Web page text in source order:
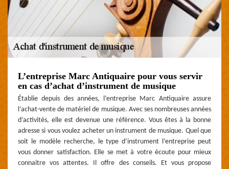
L’entreprise Marc Antiquaire pour vous servir
en cas d’achat d’instrument de musique
Établie depuis des années, l’entreprise Marc Antiquaire assure
l’achat-vente de matériel de musique. Avec ses nombreuses années
d’activités, elle est devenue une référence. Vous êtes à la bonne
adresse si vous voulez acheter un instrument de musique. Quel que
soit le modèle recherche, le type d’instrument l’entreprise peut
vous donner satisfaction. Elle se met à votre écoute pour mieux
connaitre vos attentes. Il offre des conseils. Et vous propose